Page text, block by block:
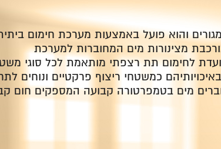
והוא פועל באמצעות מערכת חימום
מצינורות מים המחוברות למערכת
לחימום תת רצפתי מותאמת לכל סוגי
כמשטחי ריצוף פרקטיים ונוחים
מים בטמפרטורה קבועה המספקים חום